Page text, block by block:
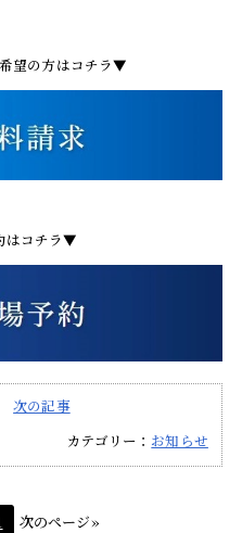
望の方はコチラ▼
はコチラ▼
次の記事
カテゴリー： お知らせ
次のページ»